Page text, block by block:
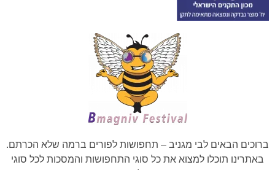
ברוכים הבאים לבי מגניב – תחפושות לפורים ברמה שלא הכרתם.
באתרינו תוכלו למצוא את כל סוגי התחפושות והמסכות לכל סוגי